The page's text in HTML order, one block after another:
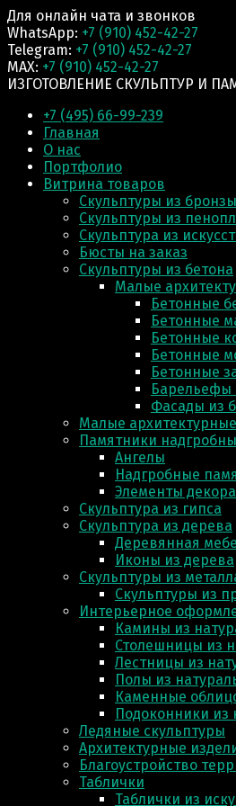
Для онлайн чата и звонков
WhatsApp: +7 (910) 452-42-27
Telegram: +7 (910) 452-42-27
MAX: +7 (910) 452-42-27
ИЗГОТОВЛЕНИЕ СКУЛЬПТУР И
+7 (495) 66-99-239
Главная
О нас
Портфолио
Витрина товаров
Скульптуры из бронзы
Скульптуры из
Скульптура из
Бюсты на заказ
Скульптуры из бетона
Малые
Бетонные
Бетонные
Бетонные
Бетонные
Бетонные
Барельефы
Фасады из
Малые
Памятники
Ангелы
Надгробные
Элементы декора
Скульптура из гипса
Скульптура из деревa
Деревянная
Иконы из дерева
Скульптуры из
Скульптуры из
Интерьерное
Камины из
Столешницы из
Лестницы из
Полы из
Каменные
Подоконники из
Ледяные скульптуры
Архитектурные
Благоустройство
Таблички
Таблички из